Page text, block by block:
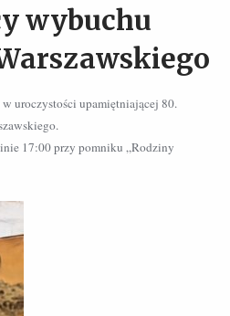
wybuchu
w uroczystości upamiętniającej 80.
17:00 przy pomniku „Rodziny